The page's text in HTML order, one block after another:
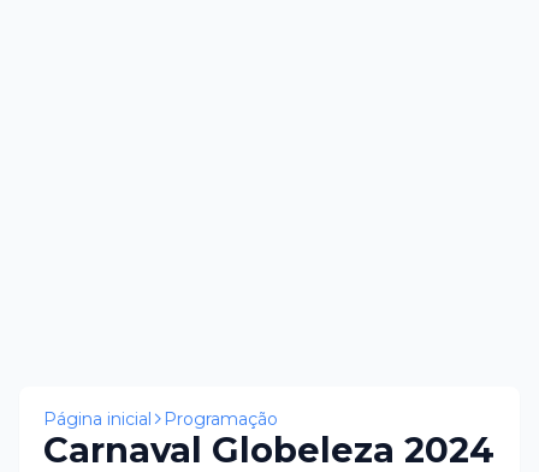
Página inicial Programação
Carnaval Globeleza 2024